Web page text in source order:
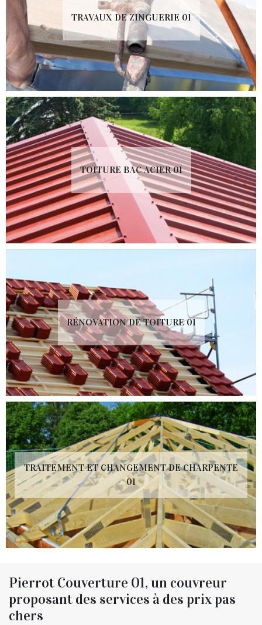
TRAVAUX DE ZINGUERIE 01
TOITURE BAC ACIER 01
RÉNOVATION DE TOITURE 01
TRAITEMENT ET CHANGEMENT DE CHARPENTE
01
Pierrot Couverture 01, un couvreur
proposant des services à des prix pas
chers